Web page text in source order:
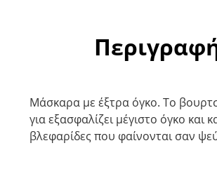
Μάσκαρα με έξτρα όγκο. Το
για εξασφαλίζει μέγιστο όγκο και
βλεφαρίδες που φαίνονται σαν